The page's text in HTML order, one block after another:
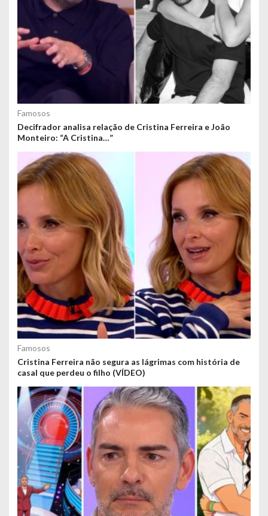
Famosos
Decifrador analisa relação de Cristina Ferreira e João
Monteiro: “A Cristina…”
Famosos
Cristina Ferreira não segura as lágrimas com história de
casal que perdeu o filho (VÍDEO)